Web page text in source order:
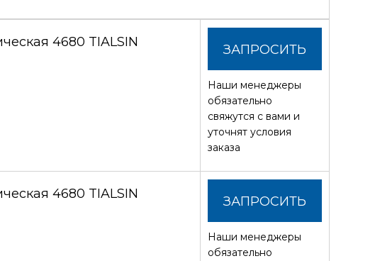
4680 TIALSIN
ЗАПРОСИТЬ
СТОИМОСТЬ
Наши менеджеры
обязательно
свяжутся с вами и
уточнят условия
заказа
4680 TIALSIN
ЗАПРОСИТЬ
СТОИМОСТЬ
Наши менеджеры
обязательно